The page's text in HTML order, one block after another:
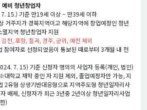
비 청년창업자
15.) 기준 만19세 이상 ~ 만39세 이하
거주지가 경북지역이고 해당지역에 창업예정인 청년
지역 청년창업자 지원
천, 포항, 칠곡, 경주, 군위, 예천 제외
여자로 선정되었음이 통보된 때로부터 3개월 내 전
7. 15) 기준 신청자 명의의 사업자 등록(개인, 법인)
학교 재학 중인 자 지원 제외, 졸업예정자만 가능, 지
2유형 상생기반대응형으로 지역주도형 청년일자리사
배제, 신청자가 최근 3년중 2년이상 청년일자리사업
)